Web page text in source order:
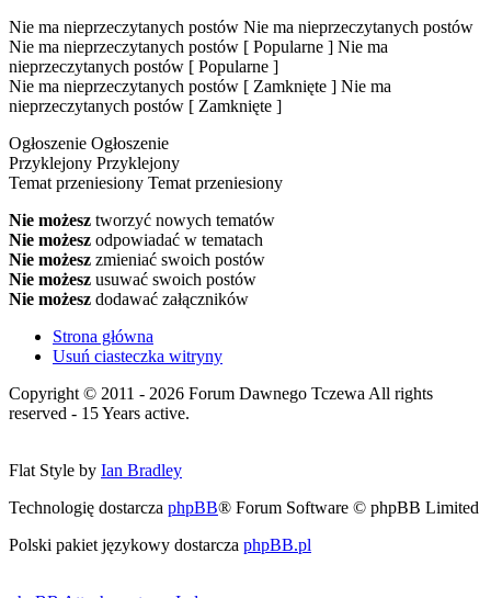
Nie ma nieprzeczytanych postów Nie ma nieprzeczytanych postów
Nie ma nieprzeczytanych postów [ Popularne ] Nie ma
nieprzeczytanych postów [ Popularne ]
Nie ma nieprzeczytanych postów [ Zamknięte ] Nie ma
nieprzeczytanych postów [ Zamknięte ]
Ogłoszenie Ogłoszenie
Przyklejony Przyklejony
Temat przeniesiony Temat przeniesiony
Nie możesz tworzyć nowych tematów
Nie możesz odpowiadać w tematach
Nie możesz zmieniać swoich postów
Nie możesz usuwać swoich postów
Nie możesz dodawać załączników
Strona główna
Usuń ciasteczka witryny
Copyright © 2011 - 2026 Forum Dawnego Tczewa All rights
reserved - 15 Years active.
Flat Style by Ian Bradley
Technologię dostarcza phpBB® Forum Software © phpBB Limited
Polski pakiet językowy dostarcza phpBB.pl